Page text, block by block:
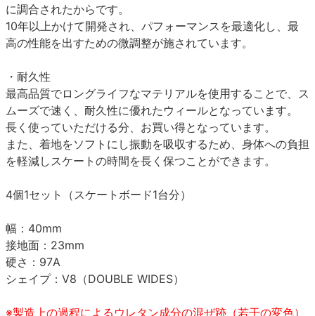
に調合されたからです。
10年以上かけて開発され、パフォーマンスを最適化し、最
高の性能を出すための微調整が施されています。
・耐久性
最高品質でロングライフなマテリアルを使用することで、ス
ムーズで速く、耐久性に優れたウィールとなっています。
長く使っていただける分、お買い得となっています。
また、着地をソフトにし振動を吸収するため、身体への負担
を軽減しスケートの時間を長く保つことができます。
4個1セット（スケートボード1台分）
幅：40mm
接地面：23mm
硬さ：97A
シェイプ：V8（DOUBLE WIDES）
※製造上の過程によるウレタン成分の混ぜ跡（若干の変色）